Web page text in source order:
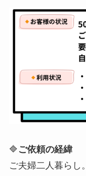
🔷 ご依頼の経緯
ご夫婦二人暮らし。